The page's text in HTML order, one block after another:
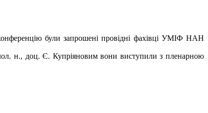
були запрошені провідні фахівці УМІФ НАН
н., доц. Є. Купріяновим вони виступили з пленарною